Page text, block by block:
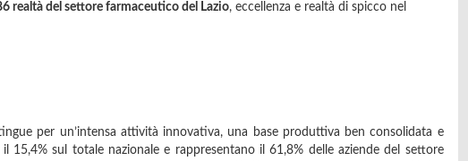
realtà del settore farmaceutico del Lazio, eccellenza e realtà di spicco nel
per un’intensa attività innovativa, una base produttiva ben consolidata e
15,4% sul totale nazionale e rappresentano il 61,8% delle aziende del settore